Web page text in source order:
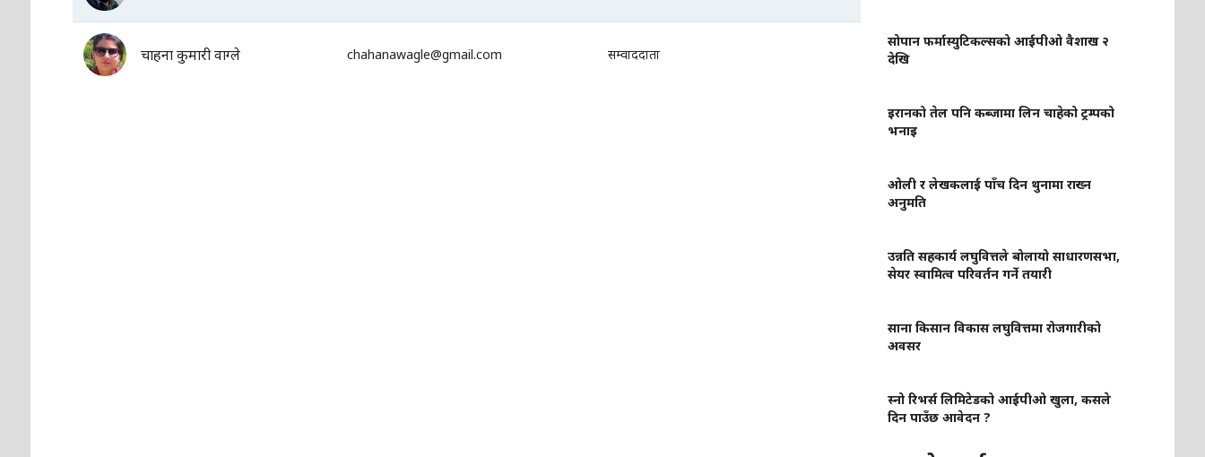
चाहना कुमारी वाग्ले chahanawagle@gmail.com सम्वाददाता
सोपान फर्मास्युटिकल्सको आईपीओ वैशाख २
देखि
इरानको तेल पनि कब्जामा लिन चाहेको ट्रम्पको
भनाइ
ओली र लेखकलाई पाँच दिन थुनामा राख्न
अनुमति
उन्नति सहकार्य लघुवित्तले बोलायो साधारणसभा,
सेयर स्वामित्व परिवर्तन गर्ने तयारी
साना किसान विकास लघुवित्तमा रोजगारीको
अवसर
स्नो रिभर्स लिमिटेडको आईपीओ खुला, कसले
दिन पाउँछ आवेदन ?